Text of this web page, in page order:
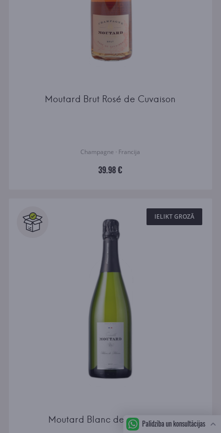
Palīdzība un konsultācijas
Moutard Brut Rosé de Cuvaison
Champagne · Francija
39.98 €
IELIKT GROZĀ
Moutard Blanc de Blancs Brut